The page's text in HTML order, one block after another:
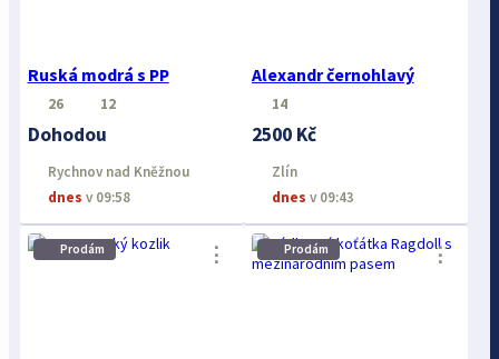
Ruská modrá s PP
26 12
Dohodou
Rychnov nad Kněžnou
dnes v 09:58
Alexandr černohlavý
14
2500 Kč
Zlín
dnes v 09:43
Prodám ⋮ Prodám ⋮